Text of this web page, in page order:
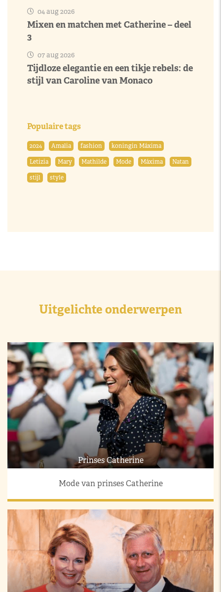
04 aug 2026
Mixen en matchen met Catherine – deel
3
07 aug 2026
Tijdloze elegantie en een tikje rebels: de
stijl van Caroline van Monaco
Populaire tags
2024 Amalia fashion
koningin Máxima
Letizia
Mary Mathilde Mode Máxima
Natan
stijl
style
Uitgelichte onderwerpen
Prinses Catherine
Mode van prinses Catherine